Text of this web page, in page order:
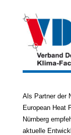
Als Partner der
European Heat
Nürnberg
aktuelle